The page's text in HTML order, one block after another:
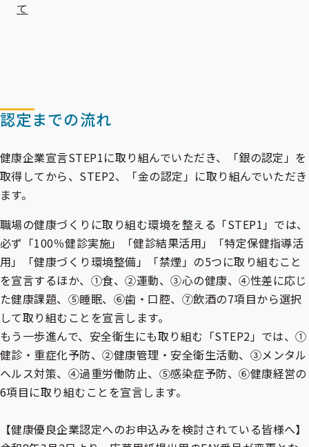
て
認定までの流れ
健康企業宣言STEP1に取り組んでいただき、「銀の認定」を
取得してから、STEP2、「金の認定」に取り組んでいただき
ます。
職場の健康づくりに取り組む環境を整える「STEP1」では、
必ず「100％健診実施」「健診結果活用」「特定保健指導活
用」「健康づくり環境整備」「禁煙」の5つに取り組むこと
を宣言するほか、①食、②運動、③心の健康、④性差に応じ
た健康課題、⑤睡眠、⑥歯・口腔、⑦飲酒の7項目から選択
して取り組むことを宣言します。
もう一歩進んで、安全衛生にも取り組む「STEP2」では、①
健診・重症化予防、②健康管理・安全衛生活動、③メンタル
ヘルス対策、④過重労働防止、⑤感染症予防、⑥健康経営の
6項目に取り組むことを宣言します。
【健康優良企業認定へのお申込みを検討されている皆様へ】